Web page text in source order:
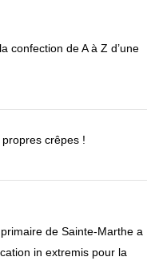
confection de A à Z d’une
crêpes !
de Sainte-Marthe a
in extremis pour la